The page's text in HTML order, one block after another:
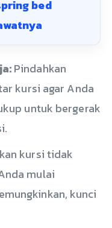
bed
Pindahkan
kursi agar Anda
untuk bergerak
kursi tidak
mulai
kunci